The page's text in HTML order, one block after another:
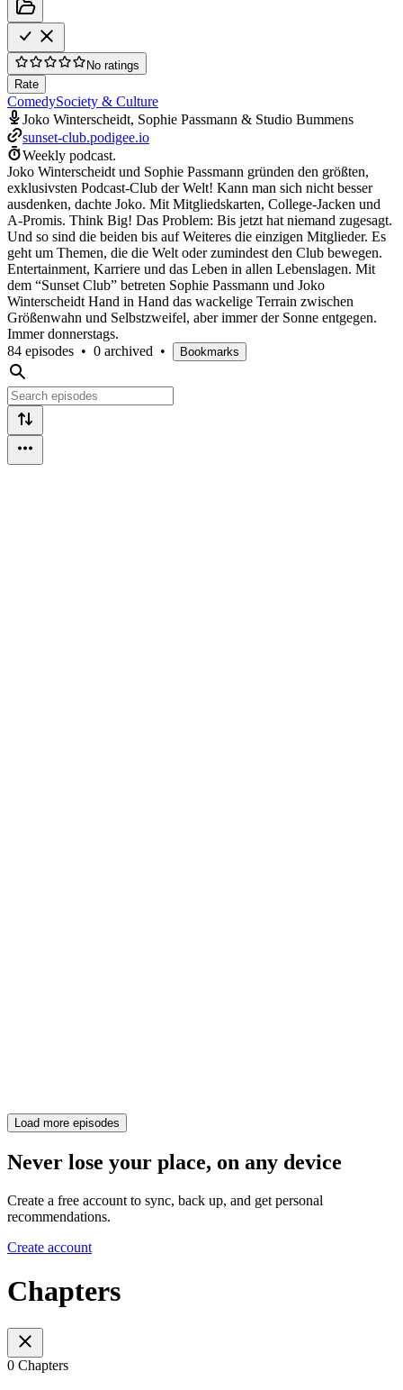
No ratings
Rate
ComedySociety & Culture
Joko Winterscheidt, Sophie Passmann & Studio Bummens
sunset-club.podigee.io
Weekly podcast.
Joko Winterscheidt und Sophie Passmann gründen den größten,
exklusivsten Podcast-Club der Welt! Kann man sich nicht besser
ausdenken, dachte Joko. Mit Mitgliedskarten, College-Jacken und
A-Promis. Think Big! Das Problem: Bis jetzt hat niemand zugesagt.
Und so sind die beiden bis auf Weiteres die einzigen Mitglieder. Es
geht um Themen, die die Welt oder zumindest den Club bewegen.
Entertainment, Karriere und das Leben in allen Lebenslagen. Mit
dem “Sunset Club” betreten Sophie Passmann und Joko
Winterscheidt Hand in Hand das wackelige Terrain zwischen
Größenwahn und Selbstzweifel, aber immer der Sonne entgegen.
Immer donnerstags.
84 episodes • 0 archived • Bookmarks
Load more episodes
Never lose your place, on any device
Create a free account to sync, back up, and get personal
recommendations.
Create account
Chapters
0 Chapters